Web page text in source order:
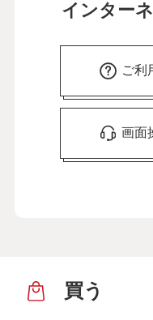
インター
ご利
画面
買う